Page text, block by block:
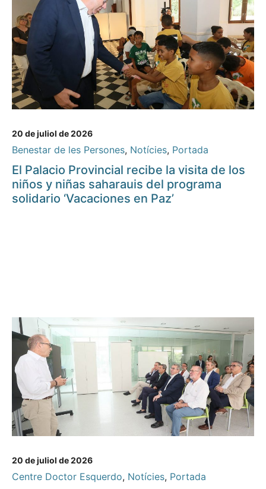
20 de juliol de 2026
Benestar de les Persones, Notícies, Portada
El Palacio Provincial recibe la visita de los
niños y niñas saharauis del programa
solidario ‘Vacaciones en Paz’
20 de juliol de 2026
Centre Doctor Esquerdo, Notícies, Portada